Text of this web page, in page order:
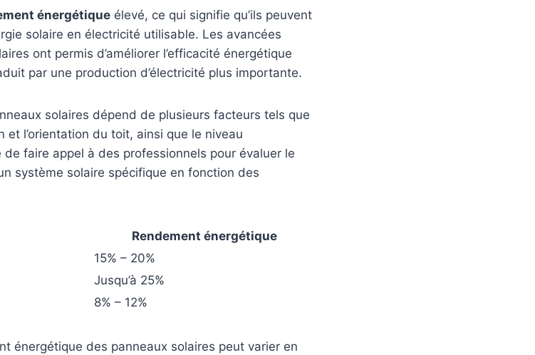
énergétique élevé, ce qui signifie qu’ils peuvent
solaire en électricité utilisable. Les avancées
ont permis d’améliorer l’efficacité énergétique
par une production d’électricité plus importante.
solaires dépend de plusieurs facteurs tels que
et l’orientation du toit, ainsi que le niveau
de faire appel à des professionnels pour évaluer le
système solaire spécifique en fonction des
Rendement énergétique
15% – 20%
Jusqu’à 25%
8% – 12%
énergétique des panneaux solaires peut varier en